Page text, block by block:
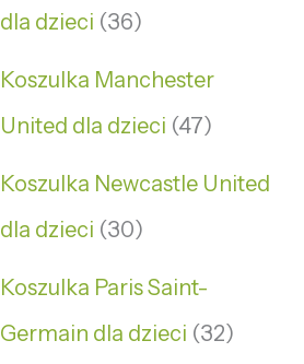
dla dzieci 36
Koszulka Manchester
United dla dzieci 47
Koszulka Newcastle United
dla dzieci 30
Koszulka Paris Saint-
Germain dla dzieci 32